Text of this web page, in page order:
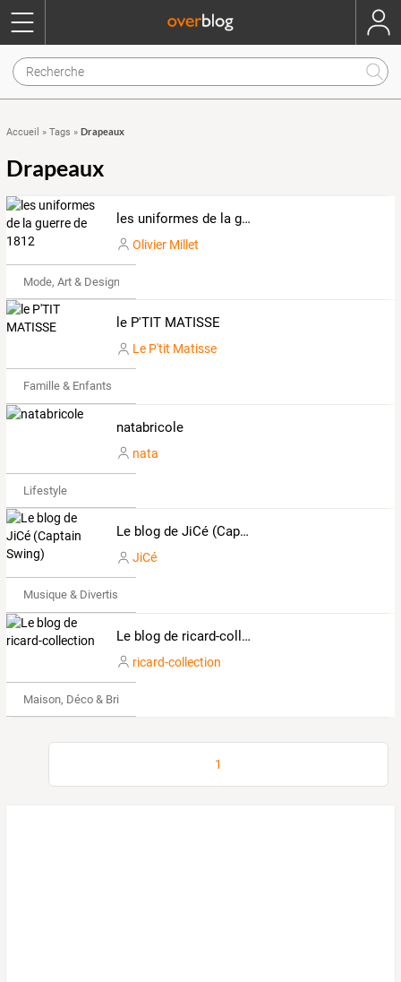
Accueil » Tags » Drapeaux
Drapeaux
les uniformes de la guerre de 1812
Olivier Millet
Mode, Art & Design
le P'TIT MATISSE
Le P'tit Matisse
Famille & Enfants
natabricole
nata
Lifestyle
Le blog de JiCé (Captain Swing)
JiCé
Musique & Divertissements
Le blog de ricard-collection
ricard-collection
Maison, Déco & Bricolage
1